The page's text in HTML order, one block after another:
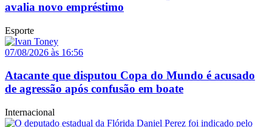
avalia novo empréstimo
Esporte
07/08/2026 às 16:56
Atacante que disputou Copa do Mundo é acusado
de agressão após confusão em boate
Internacional